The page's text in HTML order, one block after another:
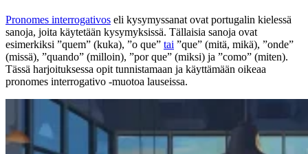
Pronomes interrogativos eli kysymyssanat ovat portugalin kielessä
sanoja, joita käytetään kysymyksissä. Tällaisia sanoja ovat
esimerkiksi ”quem” (kuka), ”o que” tai ”que” (mitä, mikä), ”onde”
(missä), ”quando” (milloin), ”por que” (miksi) ja ”como” (miten).
Tässä harjoituksessa opit tunnistamaan ja käyttämään oikeaa
pronomes interrogativo -muotoa lauseissa.